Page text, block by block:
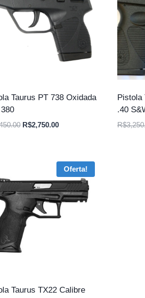
Taurus PT 738 Oxidada
O
R$2,750.00O
R$2,750.00.
Pistola
.40
R$
Oferta!
Taurus TX22 Calibre